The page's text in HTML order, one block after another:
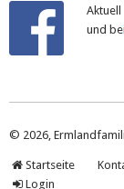
und bei
© 2026,
Startseite
Login